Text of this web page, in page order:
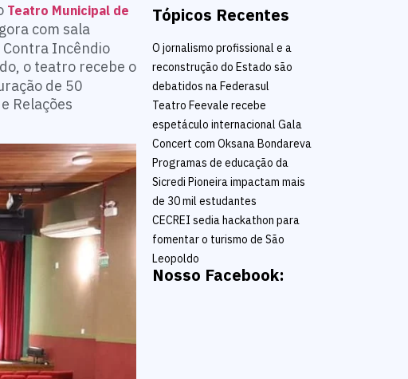
Teatro Municipal de
com sala
Contra Incêndio
o teatro recebe o
de 50
Relações
Tópicos Recentes
O jornalismo profissional e a
reconstrução do Estado são
debatidos na Federasul
Teatro Feevale recebe
espetáculo internacional Gala
Concert com Oksana Bondareva
Programas de educação da
Sicredi Pioneira impactam mais
de 30 mil estudantes
CECREI sedia hackathon para
fomentar o turismo de São
Leopoldo
Nosso Facebook: